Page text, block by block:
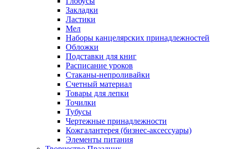
Закладки
Ластики
Мел
Наборы канцелярских принадлежностей
Обложки
Подставки для книг
Расписание уроков
Стаканы-непроливайки
Счетный материал
Товары для лепки
Точилки
Тубусы
Чертежные принадлежности
Кожгалантерея (бизнес-аксессуары)
Элементы питания